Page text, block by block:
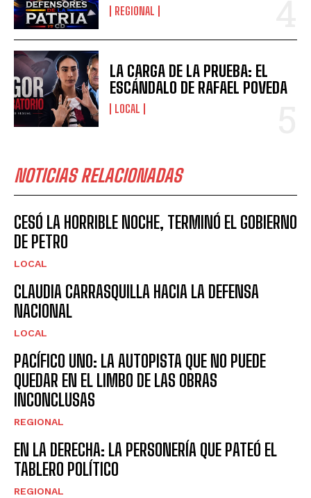
REGIONAL
LA CARGA DE LA PRUEBA: EL
ESCÁNDALO DE RAFAEL POVEDA
LOCAL
NOTICIAS RELACIONADAS
CESÓ LA HORRIBLE NOCHE, TERMINÓ EL GOBIERNO
DE PETRO
LOCAL
CLAUDIA CARRASQUILLA HACIA LA DEFENSA
NACIONAL
LOCAL
PACÍFICO UNO: LA AUTOPISTA QUE NO PUEDE
QUEDAR EN EL LIMBO DE LAS OBRAS
INCONCLUSAS
REGIONAL
EN LA DERECHA: LA PERSONERÍA QUE PATEÓ EL
TABLERO POLÍTICO
REGIONAL